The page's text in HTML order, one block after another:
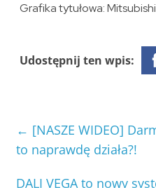
Grafika tytułowa: Mitsubishi
Udostępnij ten wpis:
← [NASZE WIDEO]
to naprawdę działa?!
DALI VEGA to nowy